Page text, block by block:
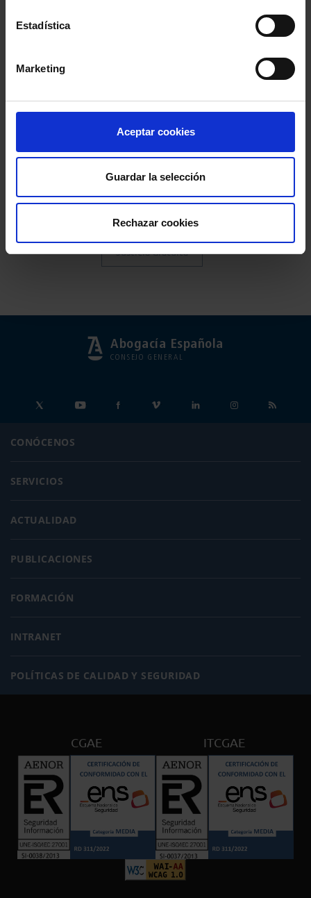
Estadística
Marketing
Aceptar cookies
Guardar la selección
Rechazar cookies
Etiquetas más usadas
Consejo General de la Abogacía Española
Formación
Colegio de Abogados de Madrid Turno de Oficio
Justicia Gratuita
Abogacía Española
CONSEJO GENERAL
CONÓCENOS
SERVICIOS
ACTUALIDAD
PUBLICACIONES
FORMACIÓN
INTRANET
POLÍTICAS DE CALIDAD Y SEGURIDAD
CGAE ITCGAE